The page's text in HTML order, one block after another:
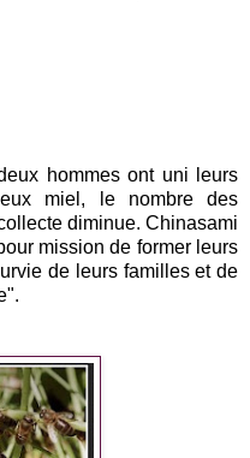
hommes ont uni leurs
miel, le nombre des
diminue. Chinasami
mission de former leurs
de leurs familles et de